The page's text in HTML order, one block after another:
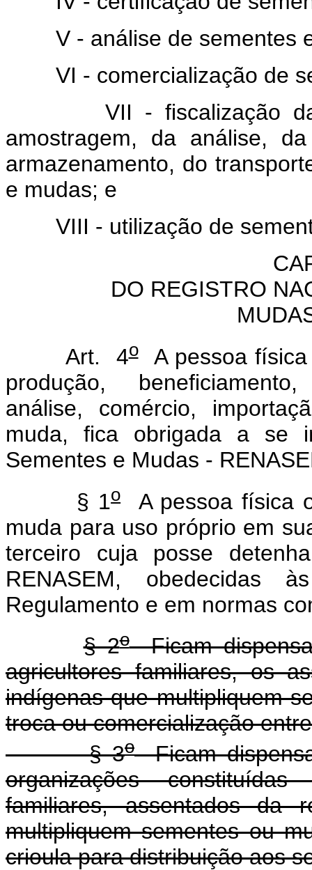
V - análise de sementes
VI - comercialização de
VII - fiscalização da
amostragem, da análise,
armazenamento, do
e mudas; e
VIII - utilização de
DO REGISTRO
Art. 4oA pessoa física
produção,
análise, comércio,
muda, fica obrigada a se
Sementes e Mudas -
§ 1oA pessoa física
muda para uso próprio em
terceiro cuja posse
RENASEM, obedecidas
Regulamento e em normas
§ 2oFicam
agricultores familiares, os
indígenas que multipliquem
troca ou comercialização
§ 3oFicam
organizações
familiares, assentados da
multipliquem sementes ou
crioula para distribuição aos